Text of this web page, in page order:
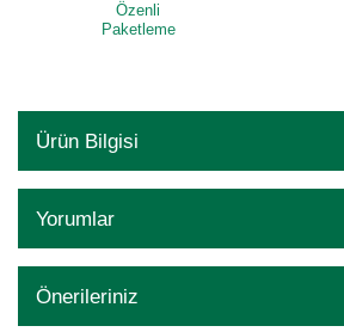
Özenli
Paketleme
Ürün Bilgisi
Yorumlar
Önerileriniz